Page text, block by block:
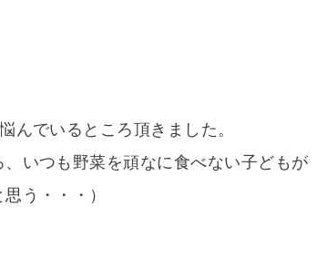
んでいるところ頂きました。
いつも野菜を頑なに食べない子どもが
う・・・）